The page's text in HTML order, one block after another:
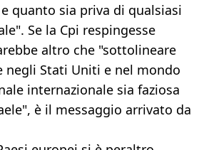
quanto sia priva di qualsiasi
Se la Cpi respingesse
altro che "sottolineare
negli Stati Uniti e nel mondo
internazionale sia faziosa
è il messaggio arrivato da